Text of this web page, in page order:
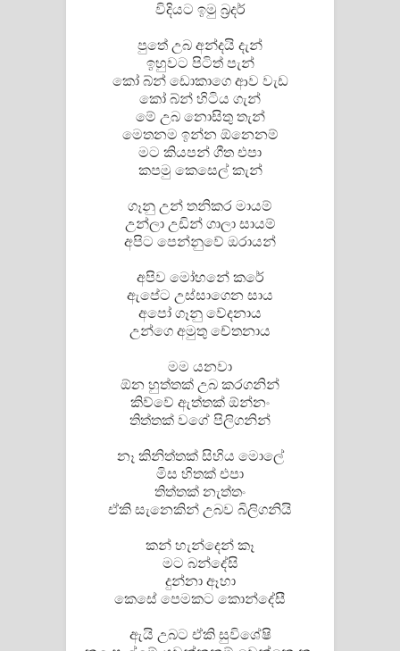
විදියට ඉමු බ්‍රදර්
පුතේ උබ අන්දයි දැන්
ඉහුවට පිටිත් පැන්
කෝ බ්න් ඩොකාගෙ ආව වැඩ
කෝ බ්න් හිටිය ගැන්
මේ උබ නොසිතු තැන්
මෙතනම ඉන්න ඕනෙනම්
මට කියපන් ගීත එපා
කපමු කෙසෙල් කැන්
ගෑනු උන් තනිකර මායම්
උන්ලා උඩින් ගාලා සායම්
අපිට පෙන්නුවේ ඔරායන්
අපිව මෝහනේ කරේ
ඇපේට උස්සාගෙන සාය
අපෝ ගෑනු වේදනාය
උන්ගෙ අමුතු චේතනාය
මම යනවා
ඕන හුත්තක් උබ කරගනින්
කිව්වේ ඇත්තක් ඕන්නං
තිත්තක් වගේ පිලිගනින්
නෑ කිනිත්තක් සිහිය මොලේ
මිස හිතක් එපා
තිත්තක් නැත්තං
ඒකි සැනෙකින් උබව බිලිගනියි
කන් හැන්දෙන් කෑ
මට බන්දේසි
දුන්නා ඈහා
කෙසේ පෙමකට කොන්දේසී
ඇයි උබට ඒකි සුවිශේෂි